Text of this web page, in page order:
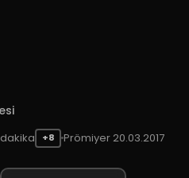
dakika +8 Prömiyer 20.03.2017